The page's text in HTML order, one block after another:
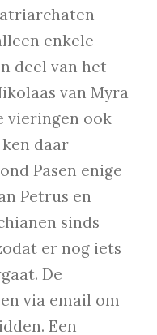
enkele
deel van het
van Myra
vieringen ook
daar
Pasen enige
Petrus en
sinds
er nog iets
De
via email om
Een